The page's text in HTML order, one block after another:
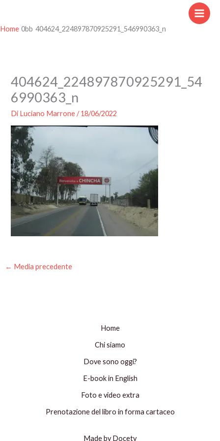
contenuto
Home 404624_224897870925291_546990363_n
404624_224897870925291_54
6990363_n
Di Luciano Marrone/18/06/2022
← Media precedente
Home
Chi siamo
Dove sono oggi?
E-book in English
Foto e video extra
Prenotazione del libro in forma cartaceo
Made by Docety